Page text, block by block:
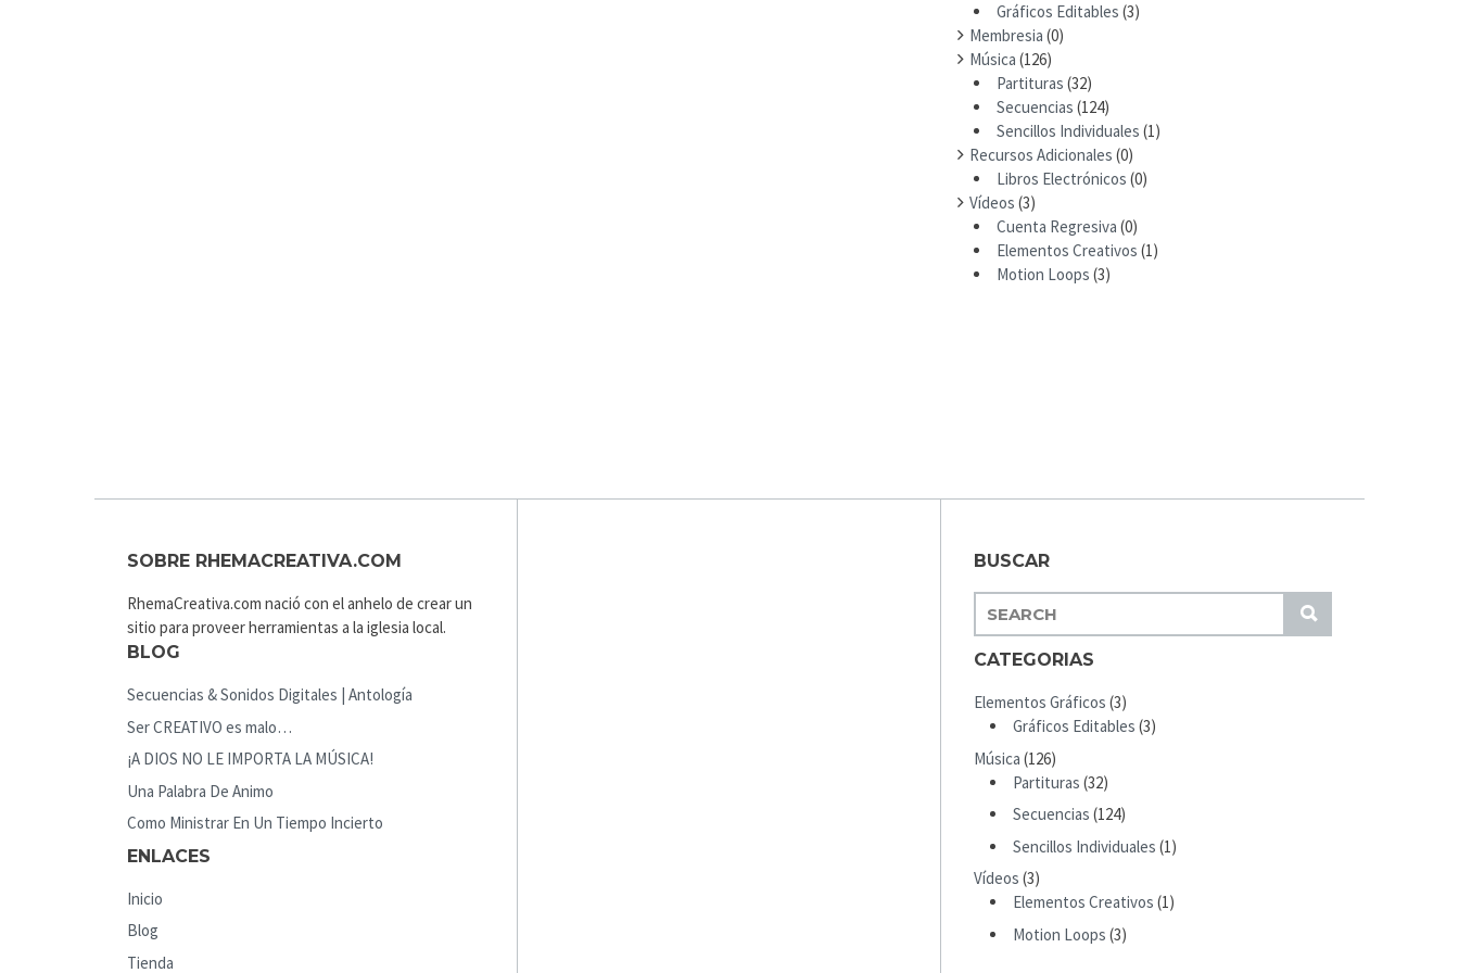
Gráficos Editables (3)
Membresia (0)
Música (126)
Partituras (32)
Secuencias (124)
Sencillos Individuales (1)
Recursos Adicionales (0)
Libros Electrónicos (0)
Vídeos (3)
Cuenta Regresiva (0)
Elementos Creativos (1)
Motion Loops (3)
SOBRE RHEMACREATIVA.COM
RhemaCreativa.com nació con el anhelo de crear un
sitio para proveer herramientas a la iglesia local.
BLOG
Secuencias & Sonidos Digitales | Antología
Ser CREATIVO es malo…
¡A DIOS NO LE IMPORTA LA MÚSICA!
Una Palabra De Animo
Como Ministrar En Un Tiempo Incierto
ENLACES
Inicio
Blog
Tienda
BUSCAR
S
U
E
A
C
F
CATEGORIAS
Elementos Gráficos (3)
Gráficos Editables (3)
Música (126)
Partituras (32)
Secuencias (124)
Sencillos Individuales (1)
Vídeos (3)
Elementos Creativos (1)
Motion Loops (3)